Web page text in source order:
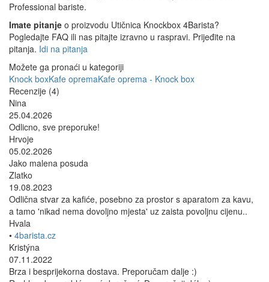
Professional bariste.
Imate pitanje o proizvodu Utičnica Knockbox 4Barista?
Pogledajte FAQ ili nas pitajte izravno u raspravi. Prijeđite na
pitanja. Idi na pitanja
Možete ga pronaći u kategoriji
Knock boxKafe opremaKafe oprema - Knock box
Recenzije (4)
Nina
25.04.2026
Odlicno, sve preporuke!
Hrvoje
05.02.2026
Jako malena posuda
Zlatko
19.08.2023
Odlična stvar za kafiće, posebno za prostor s aparatom za kavu,
a tamo 'nikad nema dovoljno mjesta' uz zaista povoljnu cijenu..
Hvala
• 4barista.cz
Kristýna
07.11.2022
Brza i besprijekorna dostava. Preporučam dalje :)